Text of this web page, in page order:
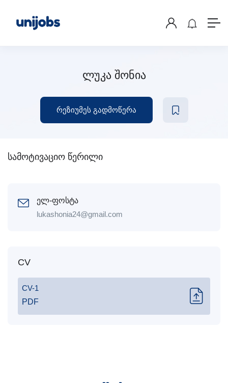
ლუკა შონია
რეზიუმეს გადმოწერა
სამოტივაციო წერილი
ელ-ფოსტა
lukashonia24@gmail.com
CV
CV-1
PDF